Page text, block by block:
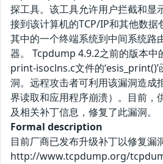
探工具。该工具允许用户拦截和显
接到该计算机的TCP/IP和其他数据
其中的一个终端系统到中间系统路
器。 Tcpdump 4.9.2之前的版本中
print-isoclns.c文件的
洞。远程攻击者可利用该漏洞造成
界读取和应用程序崩溃）。目前，
及相关补丁信息，修复了此漏洞。
Formal description
目前厂商已发布升级补丁以修复漏
http://www.tcpdump.org/